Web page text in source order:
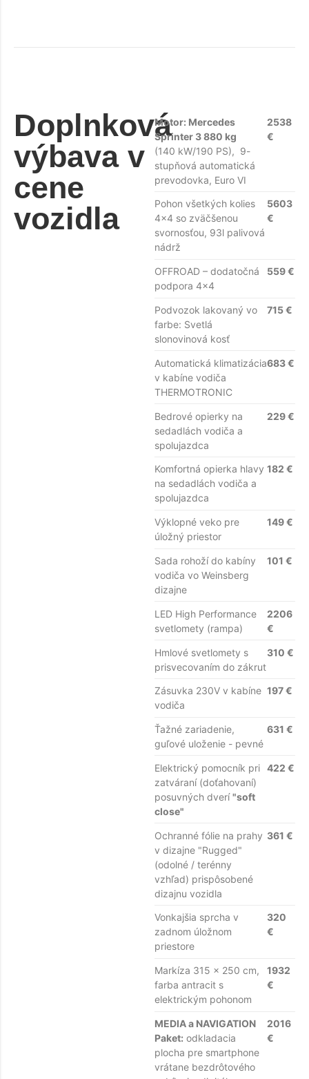
Doplnková
výbava v
cene
vozidla
Motor: Mercedes
Sprinter 3 880 kg
(140 kW/190 PS), 9-
stupňová automatická
prevodovka, Euro VI
2538
€
Pohon všetkých kolies
4x4 so zväčšenou
svornosťou, 93l palivová
nádrž
5603
€
OFFROAD – dodatočná
podpora 4x4
559 €
Podvozok lakovaný vo
farbe: Svetlá
slonovinová kosť
715 €
Automatická klimatizácia
v kabíne vodiča
THERMOTRONIC
683 €
Bedrové opierky na
sedadlách vodiča a
spolujazdca
229 €
Komfortná opierka hlavy
na sedadlách vodiča a
spolujazdca
182 €
Výklopné veko pre
úložný priestor
149 €
Sada rohoží do kabíny
vodiča vo Weinsberg
dizajne
101 €
LED High Performance
svetlomety (rampa)
2206
€
Hmlové svetlomety s
prisvecovaním do zákrut
310 €
Zásuvka 230V v kabíne
vodiča
197 €
Ťažné zariadenie,
guľové uloženie - pevné
631 €
Elektrický pomocník pri
zatváraní (doťahovaní)
posuvných dverí"soft
close"
422 €
Ochranné fólie na prahy
v dizajne "Rugged"
(odolné / terénny
vzhľad) prispôsobené
dizajnu vozidla
361 €
Vonkajšia sprcha v
zadnom úložnom
priestore
320
€
Markíza 315 x 250 cm,
farba antracit s
elektrickým pohonom
1932
€
MEDIA a NAVIGATION
Paket: odkladacia
plocha pre smartphone
vrátane bezdrôtového
2016
€